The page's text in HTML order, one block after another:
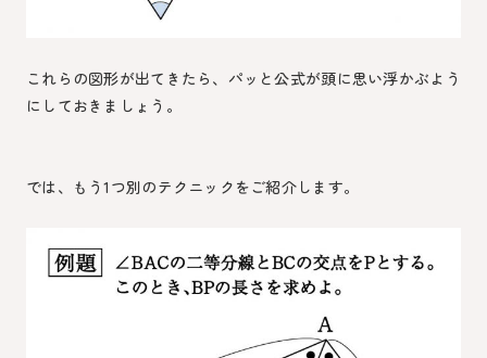
これらの図形が出てきたら、パッと公式が頭に思い浮かぶよう
にしておきましょう。
では、もう1つ別のテクニックをご紹介します。